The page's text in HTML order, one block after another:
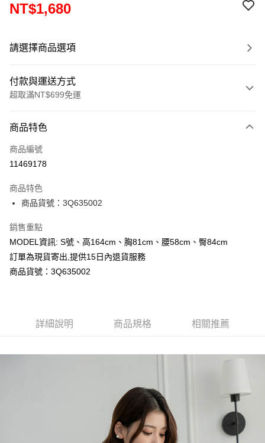
NT$1,680
請選擇商品選項
付款與運送方式
超取滿NT$699免運
信用卡一次付款
超商取貨付款
Apple Pay
Google Pay
運送方式
全家取貨付款
每筆NT$80，滿NT$699(含以上)免運費
每筆NT$80，滿NT$699(含以上)免運費
每筆NT$120，滿NT$699(含以上)免運費
商品特色
商品編號
11469178
商品特色
商品貨號：3Q635002
銷售重點
MODEL資訊: S號、高164cm、胸81cm、腰58cm、臀84cm
訂單為現貨寄出,提供15日內退貨服務
商品貨號：3Q635002
詳細說明 商品規格 相關推薦